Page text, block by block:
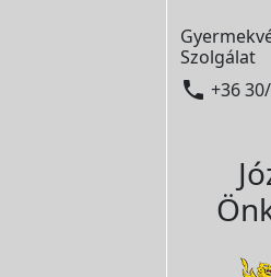
Szolgálat
 +36